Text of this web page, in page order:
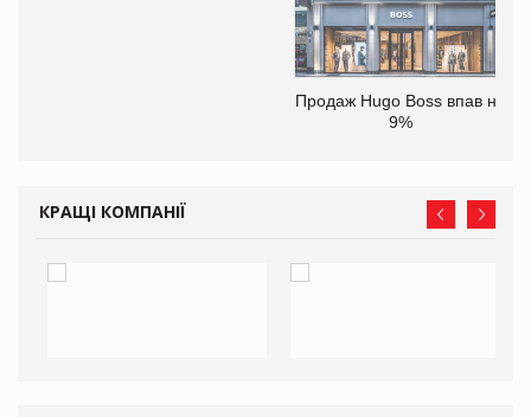
Продаж Hugo Boss впав на
9%
КРАЩІ КОМПАНІЇ